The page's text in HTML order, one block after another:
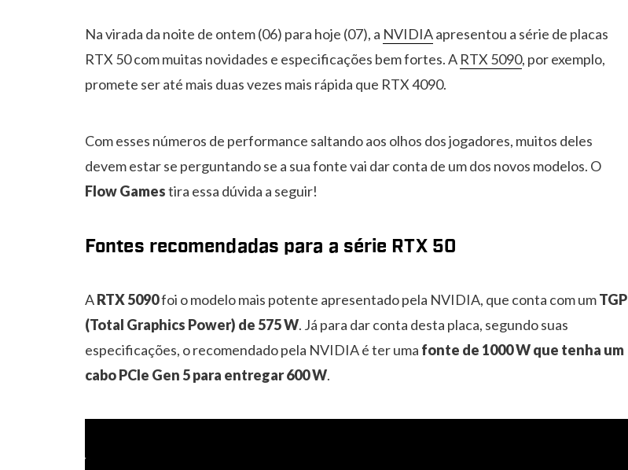
Na virada da noite de ontem (06) para hoje (07), a NVIDIAapresentou a série de placas
RTX 50 com muitas novidades e especificações bem fortes. A RTX 5090, por exemplo,
promete ser até mais duas vezes mais rápida que RTX 4090.
Com esses números de performance saltando aos olhos dos jogadores, muitos deles
devem estar se perguntando se a sua fonte vai dar conta de um dos novos modelos. O
Flow Gamestira essa dúvida a seguir!
Fontes recomendadas para a série RTX 50
ARTX 5090foi o modelo mais potente apresentado pela NVIDIA, que conta com umTGP
(Total Graphics Power) de 575 W. Já para dar conta desta placa, segundo suas
especificações, o recomendado pela NVIDIA é ter uma fonte de 1000 W que tenha um
cabo PCIe Gen 5 para entregar 600 W.